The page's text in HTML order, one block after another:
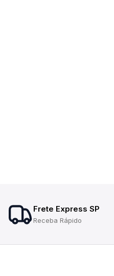
Frete Express SP
Receba Rápido